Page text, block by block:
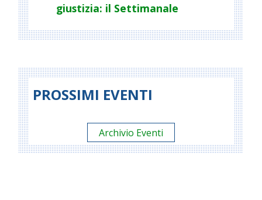
giustizia: il Settimanale
PROSSIMI EVENTI
Archivio Eventi